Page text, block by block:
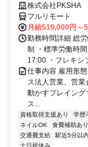
株式会社PKSHA
フルリモート
月給519,000円～
勤務時間詳細 総
制 ・標準労働時
17:00 ・フレキシ
仕事内容 雇用形
ス法人営業、営
動かすプレイン
ス...
資格取得支援あり 学歴
ネイルOK
食費補助あり
交通費支給
駅近5分以内
土日祝休み